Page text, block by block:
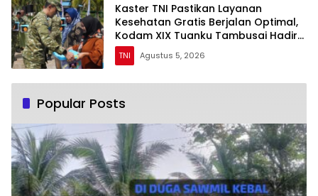
Kaster TNI Pastikan Layanan
Kesehatan Gratis Berjalan Optimal,
Kodam XIX Tuanku Tambusai Hadir
untuk Masyarakat Lingga
TNI Agustus 5, 2026
Popular Posts